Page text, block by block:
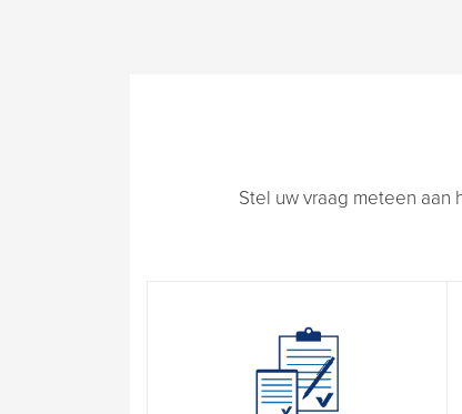
Stel uw vraag meteen aan